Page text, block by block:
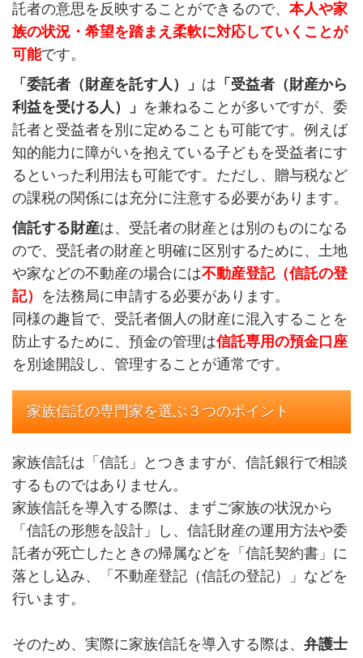
託者の意思を反映することができるので、 本人や家
族の状況・希望を踏まえ柔軟に対応していくことが
可能です。
「委託者（財産を託す人）」 は 「受益者（財産から
利益を受ける人）」 を兼ねることが多いですが、委
託者と受益者を別に定めることも可能です。例えば
知的能力に障がいを抱えている子どもを受益者にす
るといった利用法も可能です。ただし、贈与税など
の課税の関係には充分に注意する必要があります。
信託する財産は、受託者の財産とは別のものになる
ので、受託者の財産と明確に区別するために、土地
や家などの不動産の場合には不動産登記（信託の登
記）
を法務局に申請する必要があります。
同様の趣旨で、受託者個人の財産に混入することを
防止するために、預金の管理は信託専用の預金口座
を別途開設し、管理することが通常です。
家族信託の専門家を選ぶ３つのポイント
家族信託は「信託」とつきますが、信託銀行で相談
するものではありません。
家族信託を導入する際は、まずご家族の状況から
「信託の形態を設計」し、信託財産の運用方法や委
託者が死亡したときの帰属などを「信託契約書」に
落とし込み、「不動産登記（信託の登記）」などを
行います。
そのため、実際に家族信託を導入する際は、 弁護士